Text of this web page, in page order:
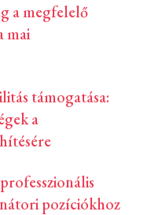
a megfelelő
mai
támogatása:
a
pozíciókhoz